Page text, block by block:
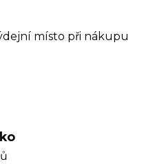
místo při nákupu